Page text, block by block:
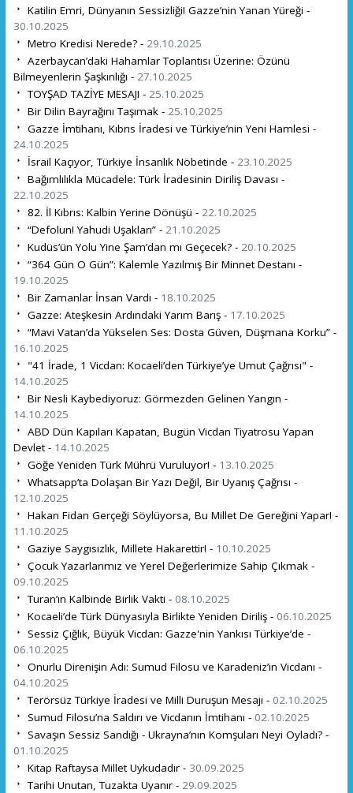
Katilin Emri, Dünyanın Sessizliği! Gazze’nin Yanan Yüreği -
30.10.2025
Metro Kredisi Nerede? - 29.10.2025
Azerbaycan’daki Hahamlar Toplantısı Üzerine: Özünü
Bilmeyenlerin Şaşkınlığı - 27.10.2025
TOYŞAD TAZİYE MESAJI - 25.10.2025
Bir Dilin Bayrağını Taşımak - 25.10.2025
Gazze İmtihanı, Kıbrıs İradesi ve Türkiye’nin Yeni Hamlesi -
24.10.2025
İsrail Kaçıyor, Türkiye İnsanlık Nöbetinde - 23.10.2025
Bağımlılıkla Mücadele: Türk İradesinin Diriliş Davası -
22.10.2025
82. İl Kıbrıs: Kalbin Yerine Dönüşü - 22.10.2025
“Defolun! Yahudi Uşakları” - 21.10.2025
Kudüs’ün Yolu Yine Şam’dan mı Geçecek? - 20.10.2025
“364 Gün O Gün”: Kalemle Yazılmış Bir Minnet Destanı -
19.10.2025
Bir Zamanlar İnsan Vardı - 18.10.2025
Gazze: Ateşkesin Ardındaki Yarım Barış - 17.10.2025
“Mavi Vatan’da Yükselen Ses: Dosta Güven, Düşmana Korku” -
16.10.2025
"41 İrade, 1 Vicdan: Kocaeli’den Türkiye’ye Umut Çağrısı" -
14.10.2025
Bir Nesli Kaybediyoruz: Görmezden Gelinen Yangın -
14.10.2025
ABD Dün Kapıları Kapatan, Bugün Vicdan Tiyatrosu Yapan
Devlet - 14.10.2025
Göğe Yeniden Türk Mührü Vuruluyor! - 13.10.2025
Whatsapp’ta Dolaşan Bir Yazı Değil, Bir Uyanış Çağrısı -
12.10.2025
Hakan Fidan Gerçeği Söylüyorsa, Bu Millet De Gereğini Yapar! -
11.10.2025
Gaziye Saygısızlık, Millete Hakarettir! - 10.10.2025
Çocuk Yazarlarımız ve Yerel Değerlerimize Sahip Çıkmak -
09.10.2025
Turan’ın Kalbinde Birlik Vakti - 08.10.2025
Kocaeli’de Türk Dünyasıyla Birlikte Yeniden Diriliş - 06.10.2025
Sessiz Çığlık, Büyük Vicdan: Gazze'nin Yankısı Türkiye’de -
06.10.2025
Onurlu Direnişin Adı: Sumud Filosu ve Karadeniz’in Vicdanı -
04.10.2025
Terörsüz Türkiye İradesi ve Milli Duruşun Mesajı - 02.10.2025
Sumud Filosu’na Saldırı ve Vicdanın İmtihanı - 02.10.2025
Savaşın Sessiz Sandığı - Ukrayna’nın Komşuları Neyi Oyladı? -
01.10.2025
Kitap Raftaysa Millet Uykudadır - 30.09.2025
Tarihi Unutan, Tuzakta Uyanır - 29.09.2025